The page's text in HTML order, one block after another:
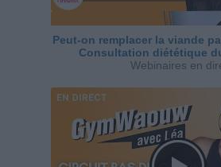
Peut-on remplacer la viande
Consultation diététique
Webinaires en